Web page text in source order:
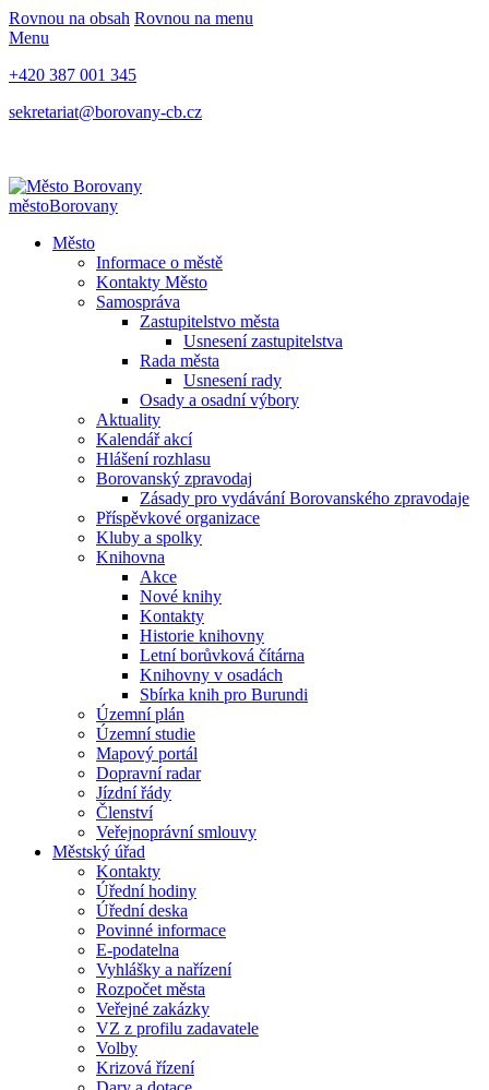
Rovnou na obsah Rovnou na menu
Menu
+420 387 001 345
sekretariat@borovany-cb.cz
městoBorovany
Město
Informace o městě
Kontakty Město
Samospráva
Zastupitelstvo města
Usnesení zastupitelstva
Rada města
Usnesení rady
Osady a osadní výbory
Aktuality
Kalendář akcí
Hlášení rozhlasu
Borovanský zpravodaj
Zásady pro vydávání Borovanského zpravodaje
Příspěvkové organizace
Kluby a spolky
Knihovna
Akce
Nové knihy
Kontakty
Historie knihovny
Letní borůvková čítárna
Knihovny v osadách
Sbírka knih pro Burundi
Územní plán
Územní studie
Mapový portál
Dopravní radar
Jízdní řády
Členství
Veřejnoprávní smlouvy
Městský úřad
Kontakty
Úřední hodiny
Úřední deska
Povinné informace
E-podatelna
Vyhlášky a nařízení
Rozpočet města
Veřejné zakázky
VZ z profilu zadavatele
Volby
Krizová řízení